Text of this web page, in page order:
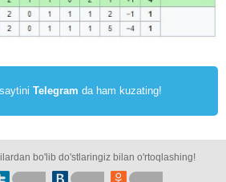
Telegram da ham kuzating!
bo'lib do'stlaringiz bilan o'rtoqlashing!